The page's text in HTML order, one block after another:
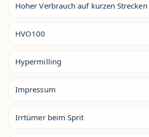
Hoher Verbrauch auf kurzen Strecken
HVO100
Hypermilling
Impressum
Irrtümer beim Sprit